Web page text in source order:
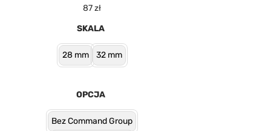
87zł
SKALA
28 mm 32 mm
OPCJA
Bez Command Group